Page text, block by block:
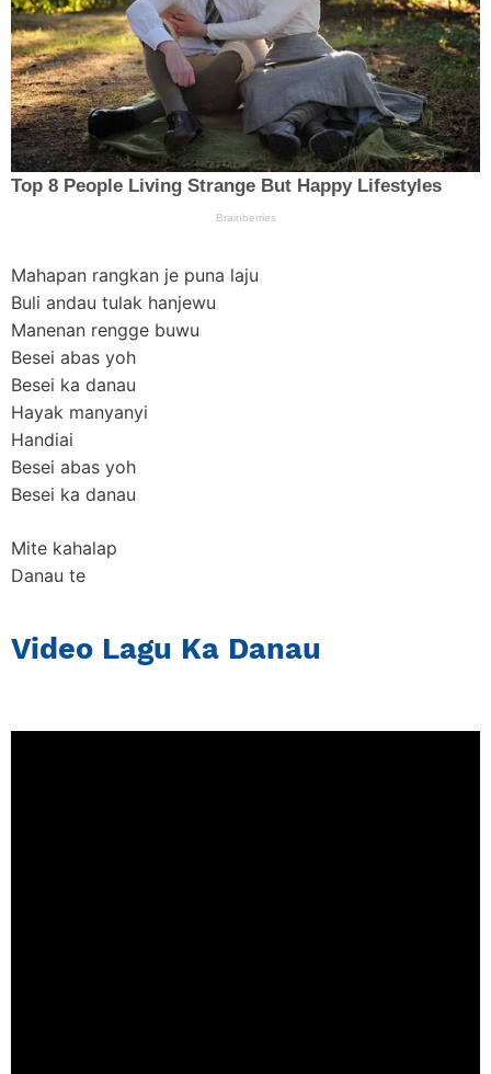
Mahapan rangkan je puna laju
Buli andau tulak hanjewu
Manenan rengge buwu
Besei abas yoh
Besei ka danau
Hayak manyanyi
Handiai
Besei abas yoh
Besei ka danau
Mite kahalap
Danau te
Video Lagu Ka Danau